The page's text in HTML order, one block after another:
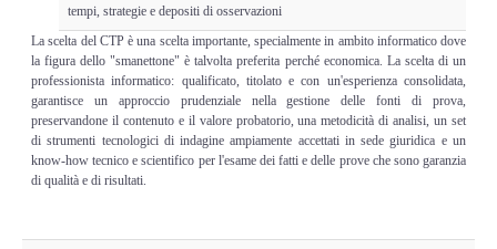
tempi, strategie e depositi di osservazioni
La scelta del CTP è una scelta importante, specialmente in ambito informatico dove
la figura dello "smanettone" è talvolta preferita perché economica. La scelta di un
professionista informatico: qualificato, titolato e con un'esperienza consolidata,
garantisce un approccio prudenziale nella gestione delle fonti di prova,
preservandone il contenuto e il valore probatorio, una metodicità di analisi, un set
di strumenti tecnologici di indagine ampiamente accettati in sede giuridica e un
know-how tecnico e scientifico per l'esame dei fatti e delle prove che sono garanzia
di qualità e di risultati.